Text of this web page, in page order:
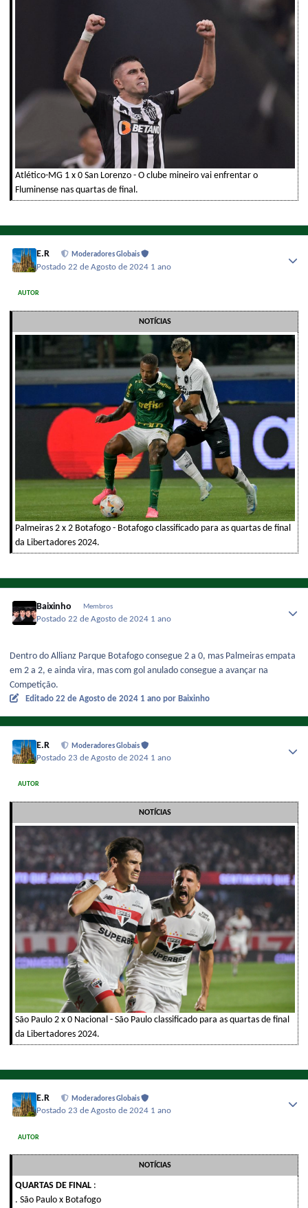
Atlético-MG 1 x 0 San Lorenzo - O clube mineiro vai enfrentar o
Fluminense nas quartas de final.
E.R Moderadores Globais
Postado22 de Agosto de 2024 1 ano
AUTOR
NOTÍCIAS
Palmeiras 2 x 2 Botafogo - Botafogo classificado para as quartas de final
da Libertadores 2024.
Baixinho Membros
Postado22 de Agosto de 2024 1 ano
Dentro do Allianz Parque Botafogo consegue 2 a 0, mas Palmeiras empata
em 2 a 2, e ainda vira, mas com gol anulado consegue a avançar na
Competição.
Editado 22 de Agosto de 2024 1 ano por Baixinho
E.R Moderadores Globais
Postado23 de Agosto de 2024 1 ano
AUTOR
NOTÍCIAS
São Paulo 2 x 0 Nacional - São Paulo classificado para as quartas de final
da Libertadores 2024.
E.R Moderadores Globais
Postado23 de Agosto de 2024 1 ano
AUTOR
NOTÍCIAS
QUARTAS DE FINAL :
. São Paulo x Botafogo